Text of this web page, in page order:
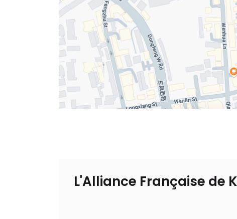
L'Alliance Française de